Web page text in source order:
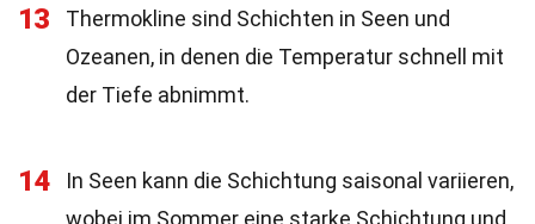
13
Thermokline sind Schichten in Seen und
Ozeanen, in denen die Temperatur schnell mit
der Tiefe abnimmt.
14
In Seen kann die Schichtung saisonal variieren,
wobei im Sommer eine starke Schichtung und